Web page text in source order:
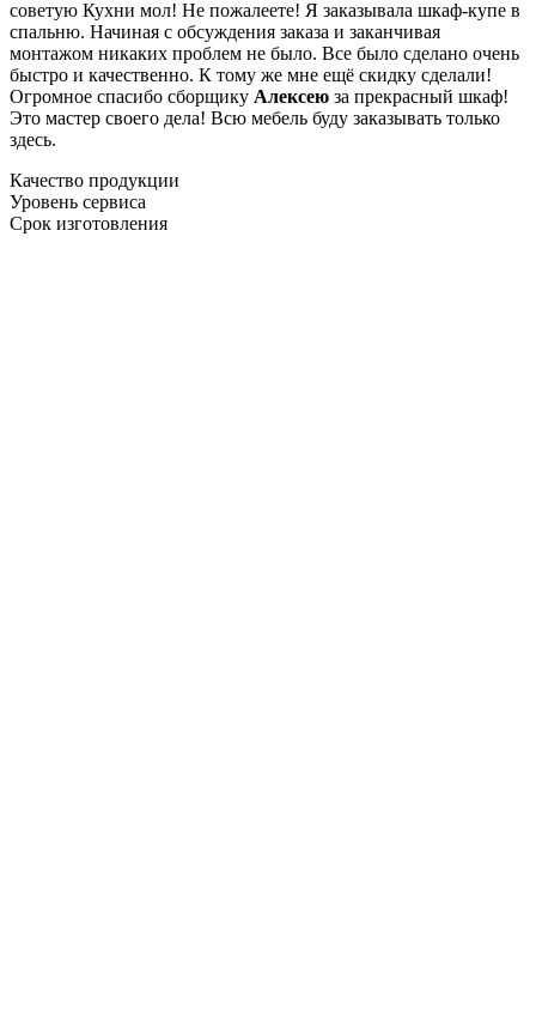
советую Кухни мол! Не пожалеете! Я заказывала шкаф-купе в
спальню. Начиная с обсуждения заказа и заканчивая
монтажом никаких проблем не было. Все было сделано очень
быстро и качественно. К тому же мне ещё скидку сделали!
Огромное спасибо сборщику Алексею за прекрасный шкаф!
Это мастер своего дела! Всю мебель буду заказывать только
здесь.
Качество продукции
Уровень сервиса
Срок изготовления